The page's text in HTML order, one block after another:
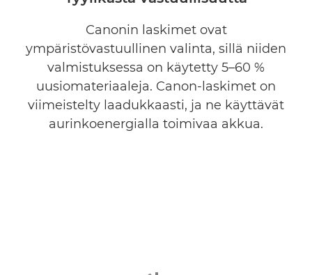
Canonin laskimet ovat
ympäristövastuullinen valinta, sillä niiden
valmistuksessa on käytetty 5–60 %
uusiomateriaaleja. Canon-laskimet on
viimeistelty laadukkaasti, ja ne käyttävät
aurinkoenergialla toimivaa akkua.